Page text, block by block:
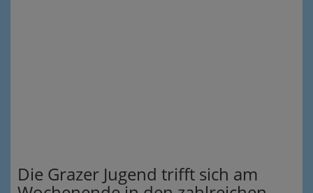
Die Grazer Jugend trifft sich am